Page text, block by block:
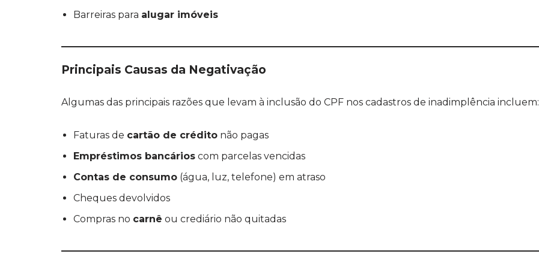
Barreiras para alugar imóveis
Principais Causas da Negativação
Algumas das principais razões que levam à inclusão do CPF nos cadastros de inadimplência incluem:
Faturas de cartão de crédito não pagas
Empréstimos bancários com parcelas vencidas
Contas de consumo (água, luz, telefone) em atraso
Cheques devolvidos
Compras no carnê ou crediário não quitadas